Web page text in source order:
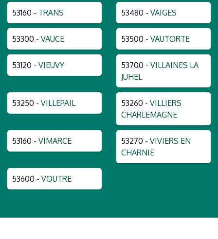
53160 - TRANS 53480 - VAIGES
53300 - VAUCE 53500 - VAUTORTE
53120 - VIEUVY 53700 - VILLAINES LA
JUHEL
53250 - VILLEPAIL 53260 - VILLIERS
CHARLEMAGNE
53160 - VIMARCE 53270 - VIVIERS EN
CHARNIE
53600 - VOUTRE